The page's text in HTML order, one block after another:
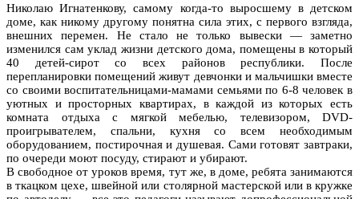
Николаю Игнатенкову, самому когда-то выросшему в детском
доме, как никому другому понятна сила этих, с первого взгляда,
внешних перемен. Не стало не только вывески — заметно
изменился сам уклад жизни детского дома, помещены в который
40 детей-сирот со всех районов республики. После
перепланировки помещений живут девчонки и мальчишки вместе
со своими воспитательницами-мамами семьями по 6-8 человек в
уютных и просторных квартирах, в каждой из которых есть
комната отдыха с мягкой мебелью, телевизором, DVD-
проигрывателем, спальни, кухня со всем необходимым
оборудованием, постирочная и душевая. Сами готовят завтраки,
по очереди моют посуду, стирают и убирают.
В свободное от уроков время, тут же, в доме, ребята занимаются
в ткацком цехе, швейной или столярной мастерской или в кружке